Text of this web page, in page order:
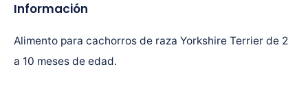
Información
Alimento para cachorros de raza Yorkshire Terrier de 2
a 10 meses de edad.